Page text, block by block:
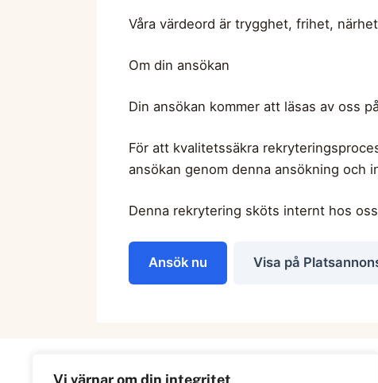
Vi värnar om din integritet
Våra värdeord är trygghet, frihet,
Om din ansökan
Din ansökan kommer att läsas av oss
För att kvalitetssäkra
ansökan genom denna ansökning och
Denna rekrytering sköts internt hos
Ansök nu Visa på